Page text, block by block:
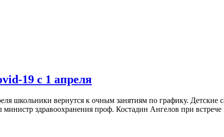
19 с 1 апреля
школьники вернутся к очным занятиям по графику. Детские
здравоохранения проф. Костадин Ангелов при